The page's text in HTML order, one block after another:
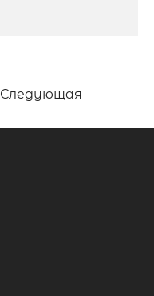
Следующая